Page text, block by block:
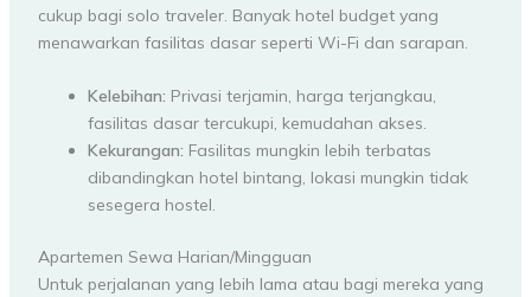
cukup bagi solo traveler. Banyak hotel budget yang
menawarkan fasilitas dasar seperti Wi-Fi dan sarapan.
Kelebihan: Privasi terjamin, harga terjangkau,
fasilitas dasar tercukupi, kemudahan akses.
Kekurangan: Fasilitas mungkin lebih terbatas
dibandingkan hotel bintang, lokasi mungkin tidak
sesegera hostel.
Apartemen Sewa Harian/Mingguan
Untuk perjalanan yang lebih lama atau bagi mereka yang